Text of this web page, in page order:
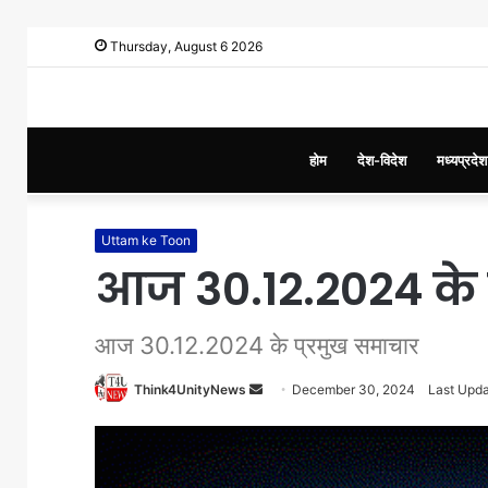
Thursday, August 6 2026
होम देश-विदेश मध्यप्रदेश
Uttam ke Toon
आज 30.12.2024 के
आज 30.12.2024 के प्रमुख समाचार
Think4UnityNews
n
d
December 30, 2024 Last